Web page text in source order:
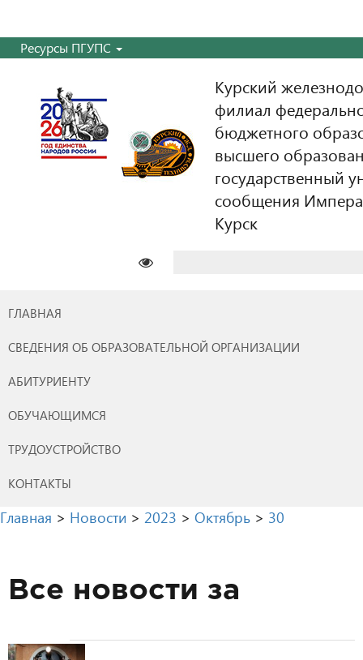
Ресурсы ПГУПС
Курский
филиал
бюджетного
высшего
государственный
сообщения
Курск
ГЛАВНАЯ
СВЕДЕНИЯ ОБ ОБРАЗОВАТЕЛЬНОЙ ОРГАНИЗАЦИИ
АБИТУРИЕНТУ
ОБУЧАЮЩИМСЯ
ТРУДОУСТРОЙСТВО
КОНТАКТЫ
Главная > Новости > 2023 > Октябрь > 30
Все новости за